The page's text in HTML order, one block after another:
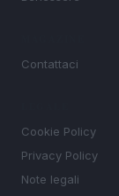
Contattaci
Cookie Policy
Privacy Policy
Note legali